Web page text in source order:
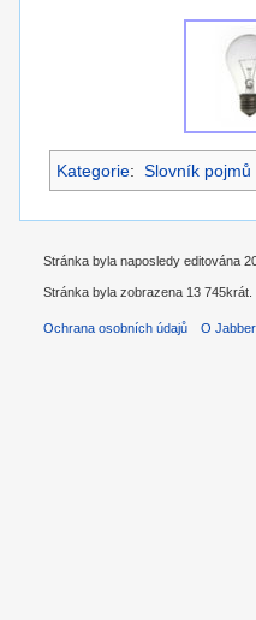
Kategorie: Slovník pojmů
Stránka byla naposledy editována
Stránka byla zobrazena 13 745krát.
Ochrana osobních údajů O